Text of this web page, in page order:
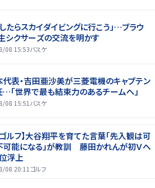
たらスカイダイビングに行こう」…ブラウ
シクサーズの交流を明かす
08 15:53バスケ
表・吉田亜沙美が三菱電機のキャプテン
…「世界で最も結束力のあるチームへ」
08 15:51 バスケ
ルフ】大谷翔平を育てた言葉「先入観は可
可能になる」が教訓 藤田かれんが初Ｖへ
浮上
08 20:11ゴルフ